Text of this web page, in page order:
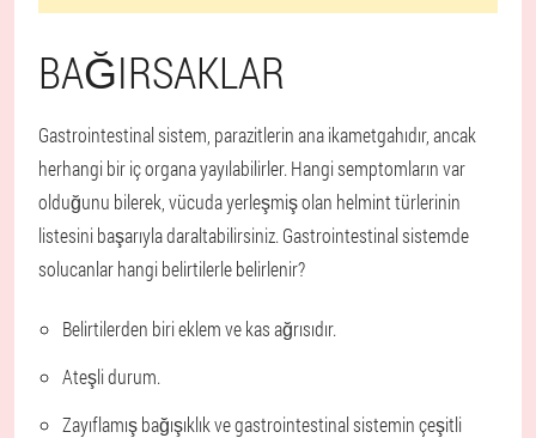
BAĞIRSAKLAR
Gastrointestinal sistem, parazitlerin ana ikametgahıdır, ancak
herhangi bir iç organa yayılabilirler. Hangi semptomların var
olduğunu bilerek, vücuda yerleşmiş olan helmint türlerinin
listesini başarıyla daraltabilirsiniz. Gastrointestinal sistemde
solucanlar hangi belirtilerle belirlenir?
Belirtilerden biri eklem ve kas ağrısıdır.
Ateşli durum.
Zayıflamış bağışıklık ve gastrointestinal sistemin çeşitli